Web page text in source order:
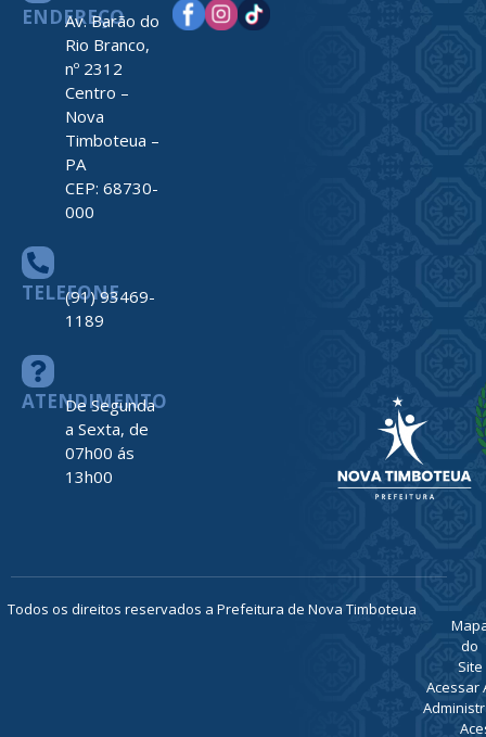
ENDEREÇO
Av. Barão do
Rio Branco,
nº 2312
Centro –
Nova
Timboteua –
PA
CEP: 68730-
000
TELEFONE
(91) 93469-
1189
ATENDIMENTO
De Segunda
a Sexta, de
07h00 ás
13h00
Todos os direitos reservados a Prefeitura de Nova Timboteua
do
Site
Acessar